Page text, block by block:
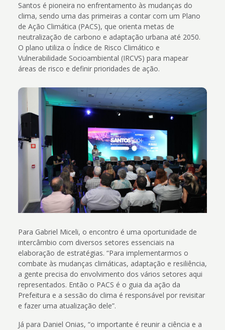
Santos é pioneira no enfrentamento às mudanças do
clima, sendo uma das primeiras a contar com um Plano
de Ação Climática (PACS), que orienta metas de
neutralização de carbono e adaptação urbana até 2050.
O plano utiliza o Índice de Risco Climático e
Vulnerabilidade Socioambiental (IRCVS) para mapear
áreas de risco e definir prioridades de ação.
Para Gabriel Miceli, o encontro é uma oportunidade de
intercâmbio com diversos setores essenciais na
elaboração de estratégias. “Para implementarmos o
combate às mudanças climáticas, adaptação e resiliência,
a gente precisa do envolvimento dos vários setores aqui
representados. Então o PACS é o guia da ação da
Prefeitura e a sessão do clima é responsável por revisitar
e fazer uma atualização dele”.
Já para Daniel Onias, “o importante é reunir a ciência e a